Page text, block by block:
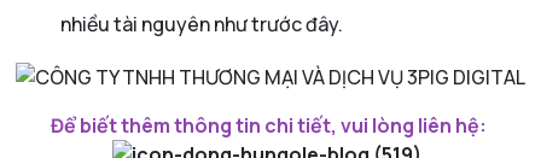
nhiều tài nguyên như trước đây.
Để biết thêm thông tin chi tiết, vui lòng liên hệ: